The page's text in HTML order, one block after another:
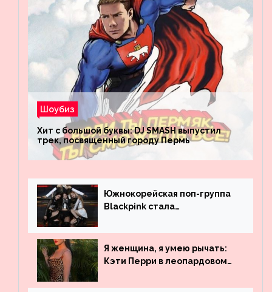
Шоубиз
Хит с большой буквы: DJ SMASH выпустил
трек, посвященный городу Пермь
Южнокорейская поп-группа
Blackpink стала
просмотрам на YouTube. Они
обогнали даже Джастина
Бибера
Я женщина, я умею рычать:
Кэти Перри в леопардовом